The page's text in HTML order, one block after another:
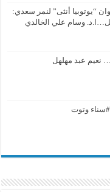
“يوتوبيا أنثى” لنمر سعدي:
وسام علي الخالدي
نعيم عبد مهلهل
وتوت